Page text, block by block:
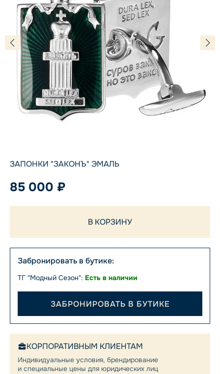
ЗАПОНКИ "ЗАКОНЪ" ЭМАЛЬ
85 000 ₽
В КОРЗИНУ
Забронировать в бутике:
ТГ "Модный Сезон": Есть в наличии
ЗАБРОНИРОВАТЬ В БУТИКЕ
КОРПОРАТИВНЫМ КЛИЕНТАМ
Индивидуальные условия, брендирование
и специальные цены для юридических лиц